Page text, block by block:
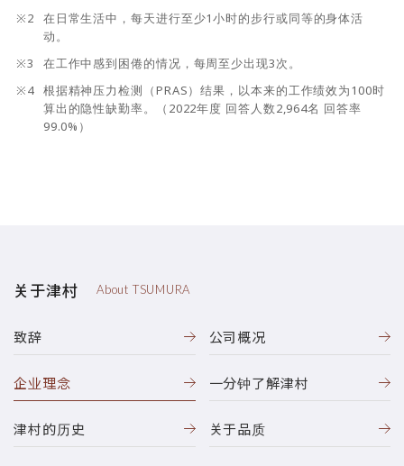
※2
在日常生活中，每天进行至少1小时的步行或同等的身体活
动。
※3
在工作中感到困倦的情况，每周至少出现3次。
※4 根据精神压力检测（PRAS）结果，以本来的工作绩效为100时
算出的隐性缺勤率。（2022年度 回答人数2,964名 回答率
99.0%）
关于津村 About TSUMURA
致辞 公司概况
企业理念 一分钟了解津村
津村的历史 关于品质